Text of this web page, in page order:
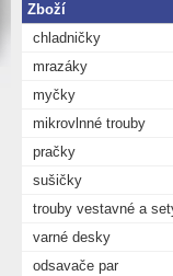
Zboží
chladničky
mrazáky
myčky
mikrovlnné trouby
pračky
sušičky
trouby vestavné a
varné desky
odsavače par